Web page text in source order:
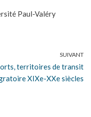
Paul-Valéry
SUIVANT
territoires de transit
XIXe-XXe siècles